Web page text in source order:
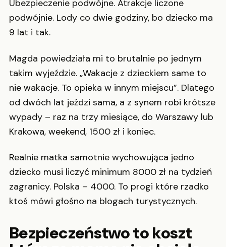
Ubezpieczenie podwójne. Atrakcje liczone
podwójnie. Lody co dwie godziny, bo dziecko ma
9 lat i tak.
Magda powiedziała mi to brutalnie po jednym
takim wyjeździe. „Wakacje z dzieckiem same to
nie wakacje. To opieka w innym miejscu”. Dlatego
od dwóch lat jeździ sama, a z synem robi krótsze
wypady – raz na trzy miesiące, do Warszawy lub
Krakowa, weekend, 1500 zł i koniec.
Realnie matka samotnie wychowująca jedno
dziecko musi liczyć minimum 8000 zł na tydzień
zagranicy. Polska – 4000. To progi które rzadko
ktoś mówi głośno na blogach turystycznych.
Bezpieczeństwo to koszt